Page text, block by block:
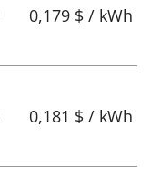
0,179 $ / kWh
0,181 $ / kWh